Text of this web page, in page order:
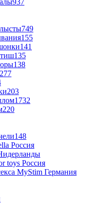
937
749
155
141
135
138
277
203
1732
220
148